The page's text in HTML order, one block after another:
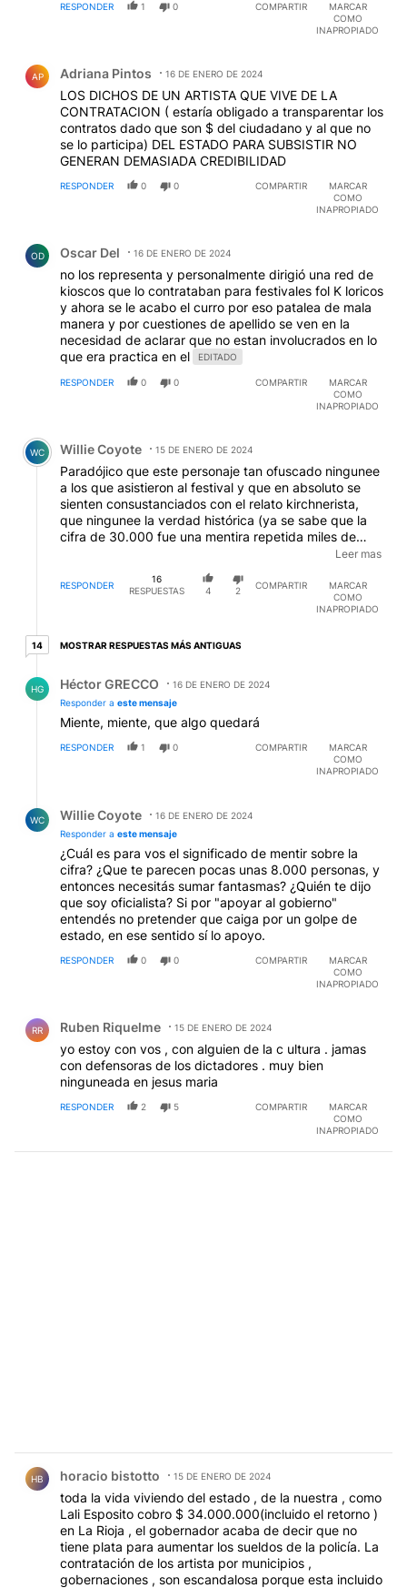
RESPONDER 1 0 COMPARTIR
MARCAR
COMO
INAPROPIADO
AP Adriana Pintos 16 DE ENERO DE 2024
LOS DICHOS DE UN ARTISTA QUE VIVE DE LA
CONTRATACION ( estaría obligado a transparentar los
contratos dado que son $ del ciudadano y al que no
se lo participa) DEL ESTADO PARA SUBSISTIR NO
GENERAN DEMASIADA CREDIBILIDAD
RESPONDER 0 0 COMPARTIR
MARCAR
COMO
INAPROPIADO
OD Oscar Del 16 DE ENERO DE 2024
no los representa y personalmente dirigió una red de
kioscos que lo contrataban para festivales fol K loricos
y ahora se le acabo el curro por eso patalea de mala
manera y por cuestiones de apellido se ven en la
necesidad de aclarar que no estan involucrados en lo
que era practica en el
EDITADO
RESPONDER 0 0 COMPARTIR
MARCAR
COMO
INAPROPIADO
Comentario de Willie Coyote.
WC Willie Coyote 15 DE ENERO DE 2024
Paradójico que este personaje tan ofuscado ningunee
a los que asistieron al festival y que en absoluto se
sienten consustanciados con el relato kirchnerista,
que ningunee la verdad histórica (ya se sabe que la
cifra de 30.000 fue una mentira repetida miles de
veces para que se convirtiera en verdad, como
aconsejaba Joseph Goebbels), y que ningunee al
resto de su familia, exponiéndolos al bochorno.
Leer mas
RESPONDER
16
RESPUESTAS
4 2
COMPARTIR
MARCAR
COMO
INAPROPIADO
1414 respuestas más antiguas
MOSTRAR RESPUESTAS MÁS ANTIGUAS
HG Héctor GRECCO
16 DE ENERO DE 2024
Responder a este mensaje
Miente, miente, que algo quedará
RESPONDER 1 0 COMPARTIR
MARCAR
COMO
INAPROPIADO
WC Willie Coyote
16 DE ENERO DE 2024
Responder a este mensaje
¿Cuál es para vos el significado de mentir sobre la
cifra? ¿Que te parecen pocas unas 8.000 personas, y
entonces necesitás sumar fantasmas? ¿Quién te dijo
que soy oficialista? Si por "apoyar al gobierno"
entendés no pretender que caiga por un golpe de
estado, en ese sentido sí lo apoyo.
RESPONDER 0 0 COMPARTIR
MARCAR
COMO
INAPROPIADO
RR Ruben Riquelme 15 DE ENERO DE 2024
yo estoy con vos , con alguien de la c ultura . jamas
con defensoras de los dictadores . muy bien
ninguneada en jesus maria
RESPONDER 2 5 COMPARTIR
MARCAR
COMO
INAPROPIADO
HB horacio bistotto 15 DE ENERO DE 2024
toda la vida viviendo del estado , de la nuestra , como
Lali Esposito cobro $ 34.000.000(incluido el retorno )
en La Rioja , el gobernador acaba de decir que no
tiene plata para aumentar los sueldos de la policía. La
contratación de los artista por municipios ,
gobernaciones , son escandalosa porque esta incluido